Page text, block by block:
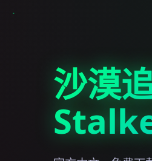
沙漠